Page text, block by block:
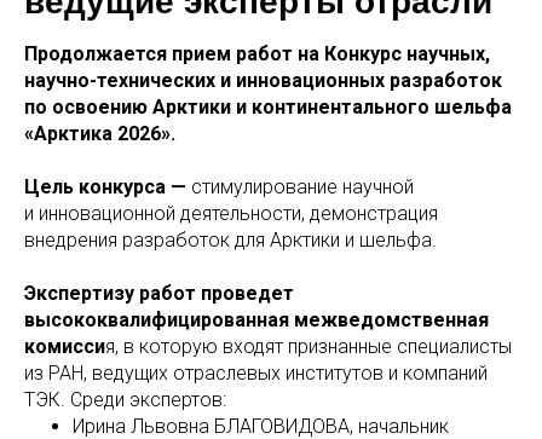
Продолжается прием работ на Конкурс научных,
научно-технических и инновационных разработок
по освоению Арктики и континентального шельфа
«Арктика 2026».
Цель конкурса — стимулирование научной
и инновационной деятельности, демонстрация
внедрения разработок для Арктики и шельфа.
Экспертизу работ проведет
высококвалифицированная межведомственная
комиссия, в которую входят признанные специалисты
из РАН, ведущих отраслевых институтов и компаний
ТЭК. Среди экспертов:
Ирина Львовна БЛАГОВИДОВА, начальник